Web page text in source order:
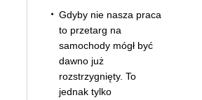
Gdyby nie nasza praca
to przetarg na
samochody mógł być
dawno już
rozstrzygnięty. To
jednak tylko